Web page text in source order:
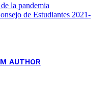
la pandemia
de Estudiantes 2021-
AUTHOR